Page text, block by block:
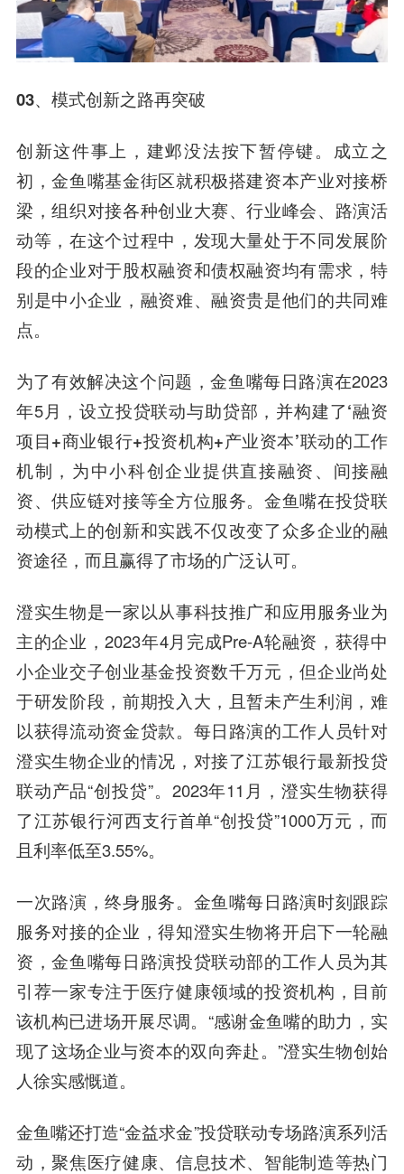
03、模式创新之路再突破
创新这件事上，建邺没法按下暂停键。
成立之
初，金鱼嘴基金街区就积极搭建资本产业对接桥
梁，组织对接各种创业大赛、行业峰会、路演活
动等，在这个过程中，发现大量处于不同发展阶
段的企业对于股权融资和债权融资均有需求，特
别是中小企业，融资难、融资贵是他们的共同难
点。
为了有效解决这个问题，金鱼嘴每日路演在2023
年5月，设立投贷联动与助贷部， 并构建了‘融资
项目+商业银行+投资机构+产业资本’联动的工作
机制，为中小科创企业提供直接融资、间接融
资、供应链对接等全方位服务。金鱼嘴在投贷联
动模式上的创新和实践不仅改变了众多企业的融
资途径，而且赢得了市场的广泛认可。
澄实生物是一家以从事科技推广和应用服务业为
主的企业，2023年4月完成Pre-A轮融资，获得中
小企业交子创业基金投资数千万元，但企业尚处
于研发阶段，前期投入大，且暂未产生利润，难
以获得流动资金贷款。每日路演的工作人员针对
澄实生物企业的情况，对接了江苏银行最新投贷
联动产品“创投贷”。2023年11月，澄实生物获得
了江苏银行河西支行首单“创投贷”1000万元，而
且利率低至3.55%。
一次路演，终身服务。 金鱼嘴每日路演时刻跟踪
服务对接的企业，得知澄实生物将开启下一轮融
资，金鱼嘴每日路演投贷联动部的工作人员为其
引荐一家专注于医疗健康领域的投资机构，目前
该机构已进场开展尽调。“感谢金鱼嘴的助力，实
现了这场企业与资本的双向奔赴。”澄实生物创始
人徐实感慨道。
金鱼嘴还打造“金益求金”投贷联动专场路演系列活
动，聚焦医疗健康、信息技术、智能制造等热门